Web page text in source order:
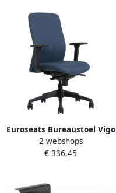
Euroseats Bureaustoel Vigo
blauw
2 webshops
€ 336,45